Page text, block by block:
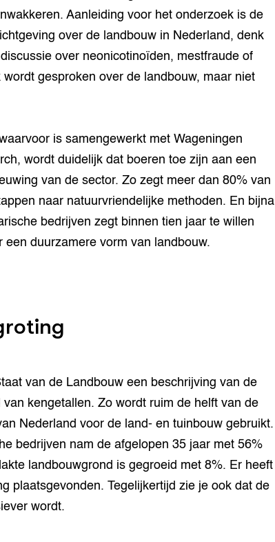
Aanleiding voor het onderzoek is de
over de landbouw in Nederland, denk
over neonicotinoïden, mestfraude of
gesproken over de landbouw, maar niet
is samengewerkt met Wageningen
wordt duidelijk dat boeren toe zijn aan een
van de sector. Zo zegt meer dan 80% van
naar natuurvriendelijke methoden. En bijna
bedrijven zegt binnen tien jaar te willen
een duurzamere vorm van landbouw.
van de Landbouw een beschrijving van de
kengetallen. Zo wordt ruim de helft van de
Nederland voor de land- en tuinbouw gebruikt.
bedrijven nam de afgelopen 35 jaar met 56%
landbouwgrond is gegroeid met 8%. Er heeft
plaatsgevonden. Tegelijkertijd zie je ook dat de
wordt.